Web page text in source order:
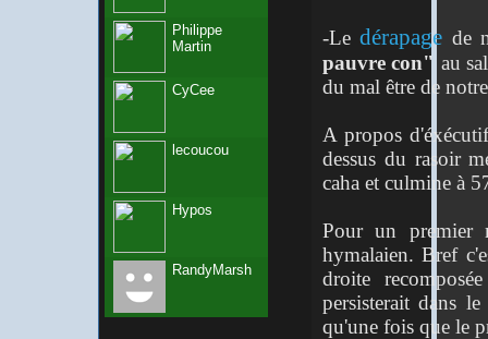
Philippe
Martin
CyCee
lecoucou
Hypos
RandyMarsh
-Ledérapage de
pauvre con" au
du mal être de
A propos
dessus du rasoir
caha et culmine à
Pour un premier
hymalaien. Bref
droite
persisterait dans
qu'une fois que le